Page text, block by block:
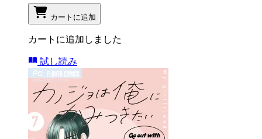
カートに追加
カートに追加しました
試し読み